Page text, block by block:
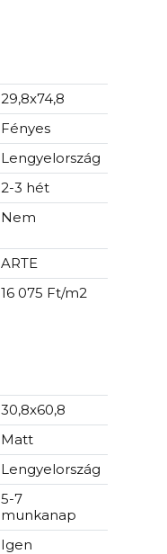
29,8x74,8
Fényes
Lengyelország
2-3 hét
Nem
ARTE
16 075 Ft/m2
30,8x60,8
Matt
Lengyelország
5-7
munkanap
Igen